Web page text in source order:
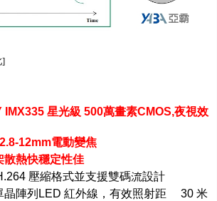
]
IMX335 星光級 500萬畫素CMOS,夜視效
12mm電動變焦
散熱快穩定性佳
壓縮格式並支援雙碼流設計
晶陣列LED 紅外線，有效照射距離 30 米